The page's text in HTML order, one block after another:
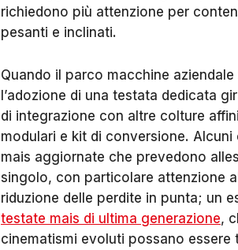
richiedono più attenzione per
pesanti e inclinati.
Quando il parco macchine
l’adozione di una testata dedicata
di integrazione con altre colture
modulari e kit di conversione.
mais aggiornate che prevedono
singolo, con particolare attenzione
riduzione delle perdite in punta; un
testate mais di ultima generazione,
cinematismi evoluti possano essere